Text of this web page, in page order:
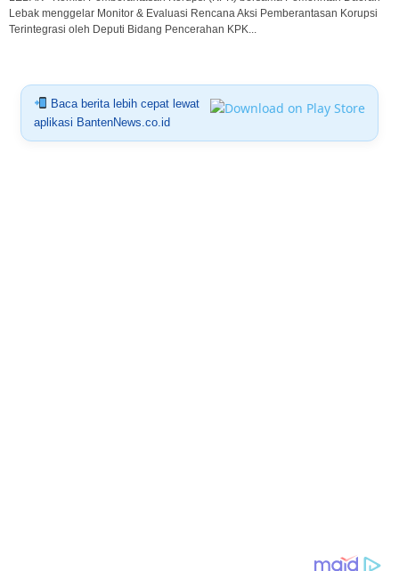
Lebak menggelar Monitor & Evaluasi Rencana Aksi Pemberantasan Korupsi
Terintegrasi oleh Deputi Bidang Pencerahan KPK...
Baca berita lebih cepat lewat
aplikasi BantenNews.co.id